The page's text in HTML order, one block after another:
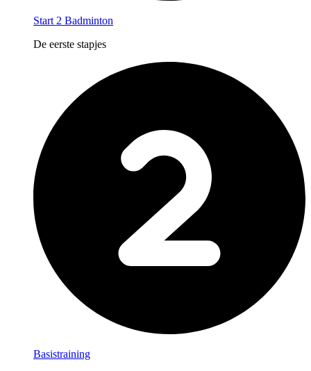
Start 2 Badminton
De eerste stapjes
Basistraining